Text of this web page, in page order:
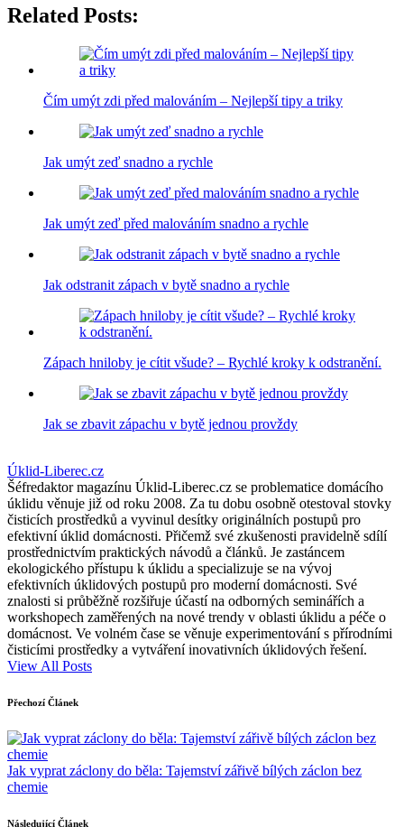
Related Posts:
Čím umýt zdi před malováním – Nejlepší tipy a triky
Jak umýt zeď snadno a rychle
Jak umýt zeď před malováním snadno a rychle
Jak odstranit zápach v bytě snadno a rychle
Zápach hniloby je cítit všude? – Rychlé kroky k odstranění.
Jak se zbavit zápachu v bytě jednou provždy
Úklid-Liberec.cz
Šéfredaktor magazínu Úklid-Liberec.cz se problematice domácího
úklidu věnuje již od roku 2008. Za tu dobu osobně otestoval stovky
čisticích prostředků a vyvinul desítky originálních postupů pro
efektivní úklid domácnosti. Přičemž své zkušenosti pravidelně sdílí
prostřednictvím praktických návodů a článků. Je zastáncem
ekologického přístupu k úklidu a specializuje se na vývoj
efektivních úklidových postupů pro moderní domácnosti. Své
znalosti si průběžně rozšiřuje účastí na odborných seminářích a
workshopech zaměřených na nové trendy v oblasti úklidu a péče o
domácnost. Ve volném čase se věnuje experimentování s přírodními
čisticími prostředky a vytváření inovativních úklidových řešení.
View All Posts
Post
navigation
Přechozí Článek
Jak vyprat záclony do běla: Tajemství zářivě bílých záclon bez
chemie
Následující Článek